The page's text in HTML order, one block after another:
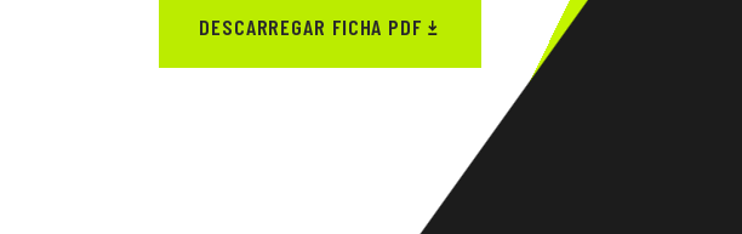
DESCARREGAR FICHA PDF